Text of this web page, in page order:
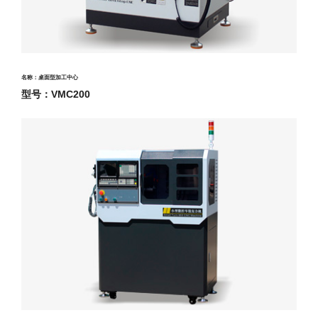
名称：桌面型加工中心
型号：VMC200